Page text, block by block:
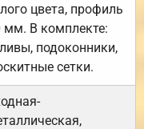
цвета, профиль
мм. В комплекте:
подоконники,
сетки.